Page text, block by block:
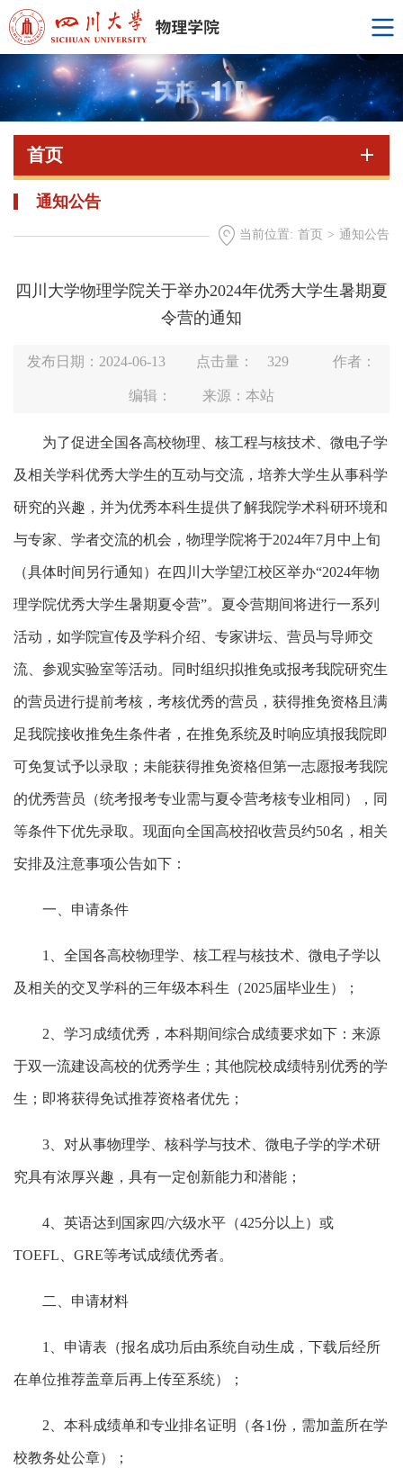
首页
通知公告
当前位置: 首页 > 通知公告
四川大学物理学院关于举办2024年优秀大学生暑期夏
令营的通知
发布日期：2024-06-13 点击量： 329 作者：
编辑： 来源：本站
为了促进全国各高校物理、核工程与核技术、微电子学
及相关学科优秀大学生的互动与交流，培养大学生从事科学
研究的兴趣，并为优秀本科生提供了解我院学术科研环境和
与专家、学者交流的机会，物理学院将于2024年7月中上旬
（具体时间另行通知）在四川大学望江校区举办“2024年物
理学院优秀大学生暑期夏令营”。夏令营期间将进行一系列
活动，如学院宣传及学科介绍、专家讲坛、营员与导师交
流、参观实验室等活动。同时组织拟推免或报考我院研究生
的营员进行提前考核，考核优秀的营员，获得推免资格且满
足我院接收推免生条件者，在推免系统及时响应填报我院即
可免复试予以录取；未能获得推免资格但第一志愿报考我院
的优秀营员（统考报考专业需与夏令营考核专业相同），同
等条件下优先录取。现面向全国高校招收营员约50名，相关
安排及注意事项公告如下：
一、申请条件
1、全国各高校物理学、核工程与核技术、微电子学以
及相关的交叉学科的三年级本科生（2025届毕业生）；
2、学习成绩优秀，本科期间综合成绩要求如下：来源
于双一流建设高校的优秀学生；其他院校成绩特别优秀的学
生；即将获得免试推荐资格者优先；
3、对从事物理学、核科学与技术、微电子学的学术研
究具有浓厚兴趣，具有一定创新能力和潜能；
4、英语达到国家四/六级水平（425分以上）或
TOEFL、GRE等考试成绩优秀者。
二、申请材料
1、申请表（报名成功后由系统自动生成，下载后经所
在单位推荐盖章后再上传至系统）；
2、本科成绩单和专业排名证明（各1份，需加盖所在学
校教务处公章）；